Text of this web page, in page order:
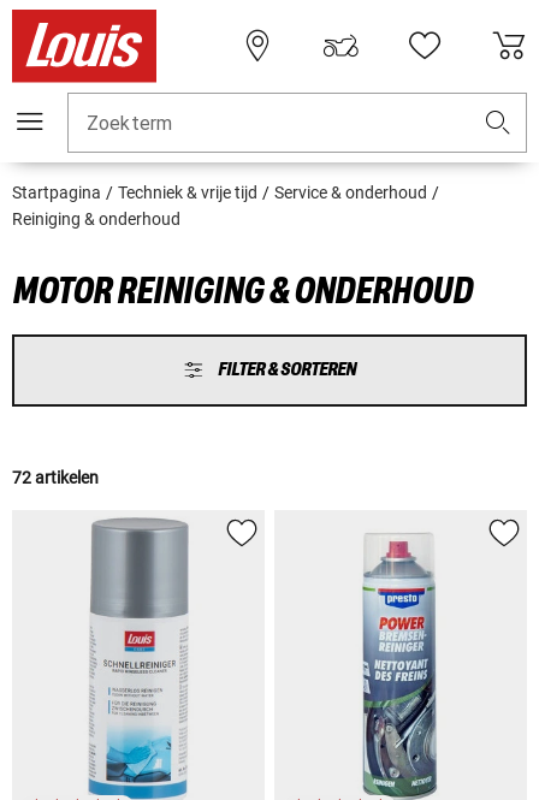
Zoekterm
Startpagina Techniek & vrije tijd
Service & onderhoud
Reiniging & onderhoud
MOTOR REINIGING & ONDERHOUD
FILTER & SORTEREN
72 artikelen